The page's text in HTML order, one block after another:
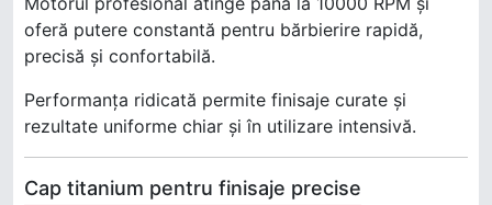
oferă putere constantă pentru bărbierire rapidă,
precisă și confortabilă.
Performanța ridicată permite finisaje curate și
rezultate uniforme chiar și în utilizare intensivă.
Cap titanium pentru finisaje precise